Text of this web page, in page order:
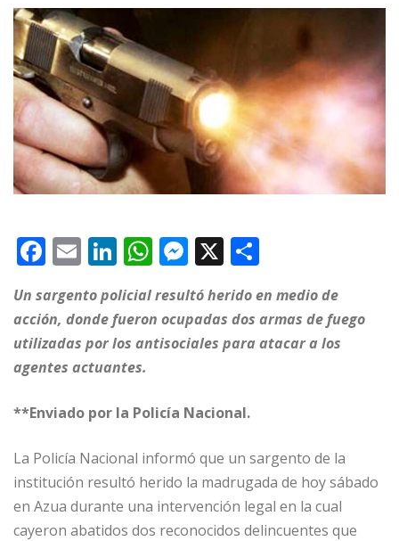
F
c
e
b
o
k
E
ai
l
Li
n
k
e
dI
W
at
s
p
M
e
ss
e
e
r
X
m
p
Un sargento policial resultó herido en medio de
acción, donde fueron ocupadas dos armas de fuego
utilizadas por los antisociales para atacar a los
agentes actuantes.
**Enviado por la Policía Nacional.
La Policía Nacional informó que un sargento de la
institución resultó herido la madrugada de hoy sábado
en Azua durante una intervención legal en la cual
cayeron abatidos dos reconocidos delincuentes que